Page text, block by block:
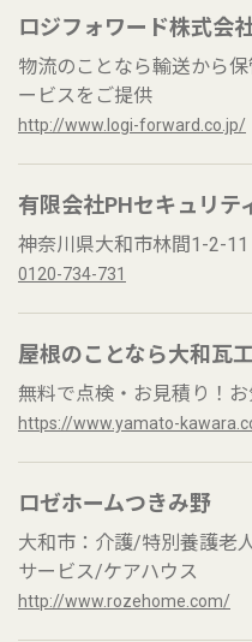
ロジフォワード株式会
物流のことなら輸送から
ービスをご提供
http://www.logi-forward.co.jp/
有限会社PHセキュリテ
神奈川県大和市林間1-2-11
0120-734-731
屋根のことなら大和瓦工
無料で点検・お見積り！
https://www.yamato-
ロゼホームつきみ野
大和市：介護/特別養護老
サービス/ケアハウス
http://www.rozehome.com/